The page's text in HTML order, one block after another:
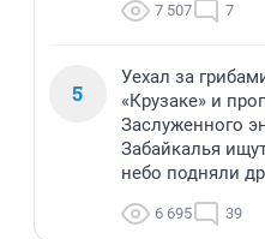
7 507 7
5
Уехал за
«Крузаке» и
Заслуженного
Забайкалья
небо подняли
6 695 39